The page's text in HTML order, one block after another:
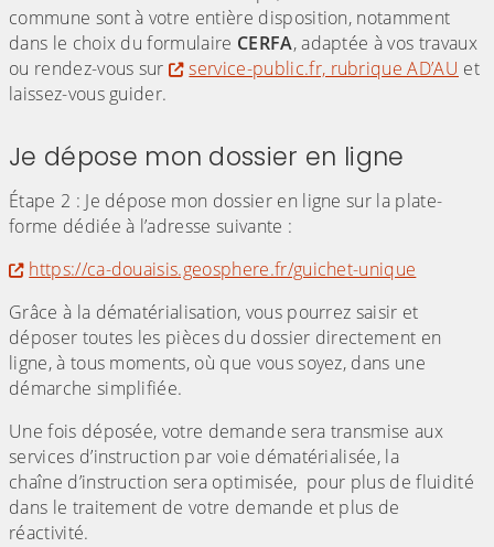
commune sont à votre entière disposition, notamment
dans le choix du formulaire CERFA, adaptée à vos travaux
ou rendez-vous sur
service-public.fr, rubrique AD’AU et
laissez-vous guider.
Je dépose mon dossier en ligne
Étape 2 : Je dépose mon dossier en ligne sur la plate-
forme dédiée à l’adresse suivante :
https://ca-douaisis.geosphere.fr/guichet-unique
Grâce à la dématérialisation, vous pourrez saisir et
déposer toutes les pièces du dossier directement en
ligne, à tous moments, où que vous soyez, dans une
démarche simplifiée.
Une fois déposée, votre demande sera transmise aux
services d’instruction par voie dématérialisée, la
chaîne d’instruction sera optimisée, pour plus de fluidité
dans le traitement de votre demande et plus de
réactivité.